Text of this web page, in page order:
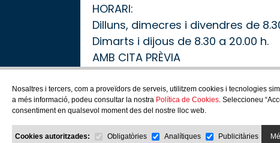
Nosaltres i tercers, com a proveïdors de serveis, utilitzem cookies i tecnologies
a més informació, podeu consultar la nostra Política de Cookies. Seleccioneu
consentiment en qualsevol moment des del nostre lloc web.
Cookies autoritzades: Obligatòries Analítiques Publicitàries
HORARI:
Dilluns, dimecres i divendres de
Dimarts i dijous de 8.30 a 20.00 h.
AMB CITA PRÈVIA